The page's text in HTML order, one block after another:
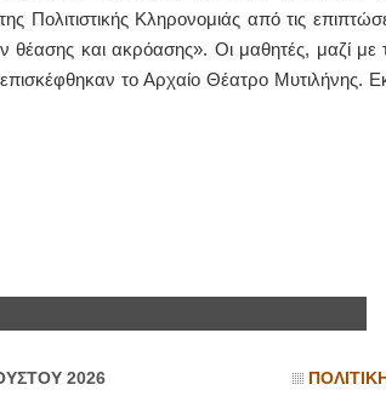
Πολιτιστικής Κληρονομιάς από τις
και ακρόασης». Οι μαθητές, μαζί με
το Αρχαίο Θέατρο Μυτιλήνης.
2026 ΠΟΛΙΤΙΚΗ
Καβέτσου 10, Μυτιλήνη, τηλ:
2251038065
Χειρουργός Ωτορινολαρυγγολόγος